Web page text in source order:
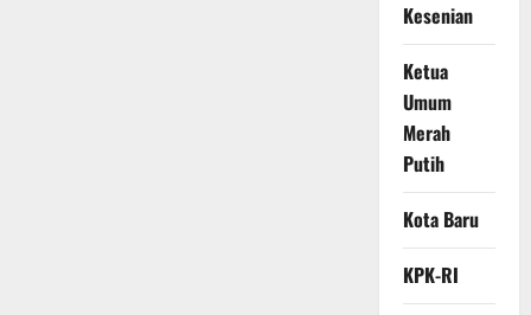
Kesenian
Ketua
Umum
Merah
Putih
Kota Baru
KPK-RI